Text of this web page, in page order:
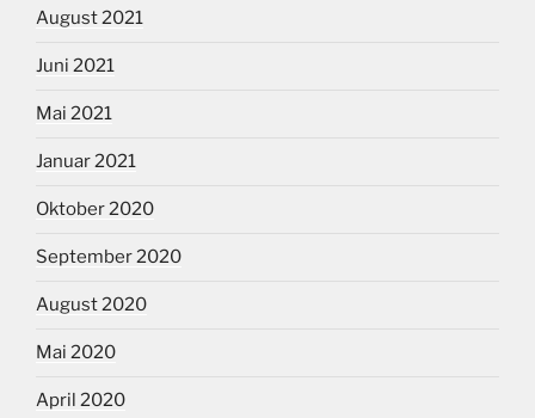
August 2021
Juni 2021
Mai 2021
Januar 2021
Oktober 2020
September 2020
August 2020
Mai 2020
April 2020